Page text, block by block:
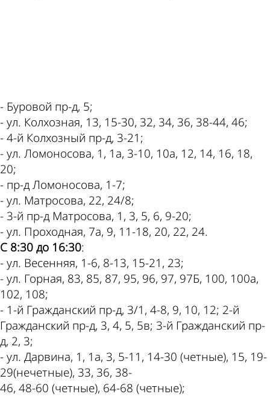
- Буровой пр-д, 5;
- ул. Колхозная, 13, 15-30, 32, 34, 36, 38-44, 46;
- 4-й Колхозный пр-д, 3-21;
- ул. Ломоносова, 1, 1а, 3-10, 10а, 12, 14, 16, 18,
20;
- пр-д Ломоносова, 1-7;
- ул. Матросова, 22, 24/8;
- 3-й пр-д Матросова, 1, 3, 5, 6, 9-20;
- ул. Проходная, 7а, 9, 11-18, 20, 22, 24.
С 8:30 до 16:30:
- ул. Весенняя, 1-6, 8-13, 15-21, 23;
- ул. Горная, 83, 85, 87, 95, 96, 97, 97Б, 100, 100а,
102, 108;
- 1-й Гражданский пр-д, 3/1, 4-8, 9, 10, 12; 2-й
Гражданский пр-д, 3, 4, 5, 5в; 3-й Гражданский пр-
д, 2, 3;
- ул. Дарвина, 1, 1а, 3, 5-11, 14-30 (четные), 15, 19-
29(нечетные), 33, 36, 38-
46, 48-60 (четные), 64-68 (четные);